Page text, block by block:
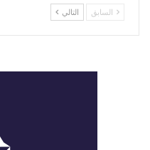
السابق التالي